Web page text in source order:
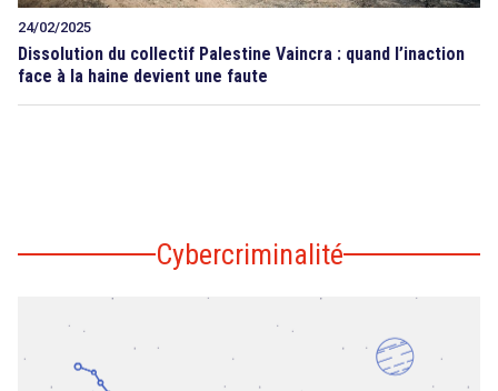
24/02/2025
Dissolution du collectif Palestine Vaincra : quand l’inaction
face à la haine devient une faute
Cybercriminalité